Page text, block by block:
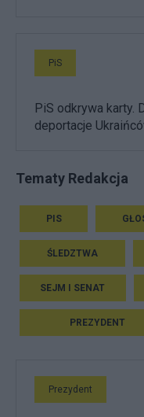
PiS
PiS odkrywa karty.
deportacje
Tematy Redakcja
PIS
ŚLEDZTWA
SEJM I SENAT
PREZYDENT
Prezydent